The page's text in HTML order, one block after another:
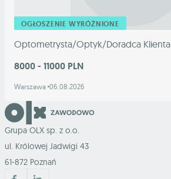
OGŁOSZENIE WYRÓŻNIONE
Optometrysta/Optyk/Doradca Klienta
8000 - 11000 PLN
Warszawa 06.08.2026
Grupa OLX sp. z o.o.
ul. Królowej Jadwigi 43
61-872 Poznań